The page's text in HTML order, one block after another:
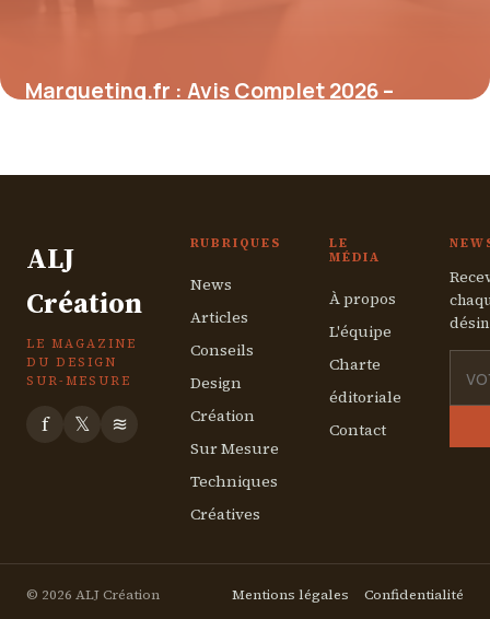
Marqueting.fr : Avis Complet 2026 –
ALJ
Création
LE MAGAZINE
DU DESIGN
SUR-MESURE
f 𝕏 ≋
RUBRIQUES
News
Articles
Conseils
Design
Création
Sur Mesure
Techniques
Créatives
LE
MÉDIA
À propos
L'équipe
Charte
éditoriale
Contact
© 2026 ALJ Création Mentions légales Confidentialité